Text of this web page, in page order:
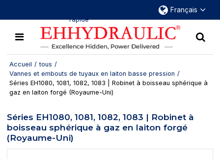
rapide
Français
Accueil / tous /
Vannes et embouts de tuyaux en laiton basse pression /
Séries EH1080, 1081, 1082, 1083 | Robinet à boisseau sphérique à
gaz en laiton forgé (Royaume-Uni)
Séries EH1080, 1081, 1082, 1083 | Robinet à
boisseau sphérique à gaz en laiton forgé
(Royaume-Uni)